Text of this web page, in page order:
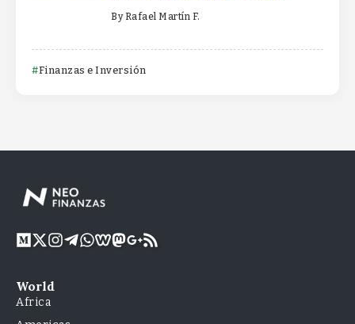
By Rafael Martín F.
Finanzas e Inversión
World
Africa